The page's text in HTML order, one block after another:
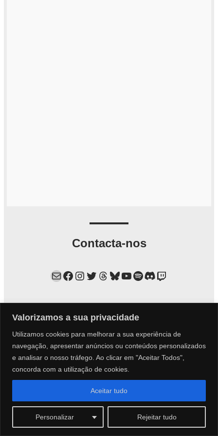
Valorizamos a sua privacidade
Utilizamos cookies para melhorar a sua experiência de
navegação, apresentar anúncios ou conteúdos personalizados
e analisar o nosso tráfego. Ao clicar em "Aceitar Todos",
concorda com a utilização de cookies.
Personalizar Rejeitar tudo
Aceitar tudo
Contacta-nos
Mail Facebook Instagram Twitter Threads Bluesky YouTube Spotify Discord Twitch
Anúncio
Discord